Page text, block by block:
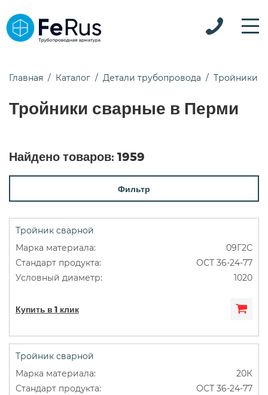
Главная Каталог Детали трубопровода Тройники
Тройники сварные в Перми
Найдено товаров: 1959
Фильтр
Тройник сварной
09Г2С
ОСТ 36-24-77
1020
Купить в 1 клик
Тройник сварной
20К
ОСТ 36-24-77